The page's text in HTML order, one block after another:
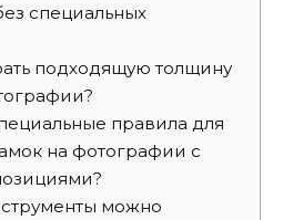
специальных
подходящую толщину
правила для
на фотографии с
можно